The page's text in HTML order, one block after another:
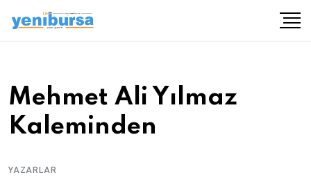
Mehmet Ali Yılmaz
Kaleminden
YAZARLAR